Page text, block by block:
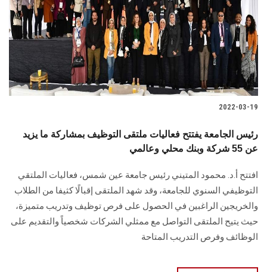
2022-03-19
رئيس الجامعة يفتتح فعاليات ملتقى التوظيف بمشاركة ما يزيد
عن 55 شركة وبنك محلي وعالمي
افتتح أ.د. محمود المتيني رئيس جامعة عين شمس، فعاليات الملتقي
التوظيفي السنوي للجامعة، وقد شهد الملتقى إقبالًا كثيفا من الطلاب
والخريجين الراغبين في الحصول على فرص توظيف وتدريب متميزة،
حيث يتيح الملتقى التواصل مع ممثلي الشركات شخصياً والتقديم على
الوظائف وفرص التدريب المتاحة